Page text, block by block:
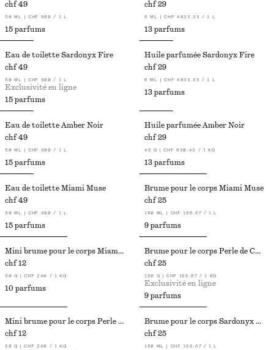
chf 49
50 ML | CHF 980 / 1 L
15 parfums
chf 29
6 ML | CHF 4833.33 / 1 L
13 parfums
Eau de toilette Sardonyx Fire
chf 49
50 ML | CHF 980 / 1 L
15 parfums
Exclusivité en ligne
Huile parfumée Sardonyx Fire
chf 29
6 ML | CHF 4833.33 / 1 L
13 parfums
Eau de toilette Amber Noir
chf 49
50 ML | CHF 980 / 1 L
15 parfums
Huile parfumée Amber Noir
chf 29
46 G | CHF 630.43 / 1 KG
13 parfums
Eau de toilette Miami Muse
chf 49
50 ML | CHF 980 / 1 L
15 parfums
Brume pour le corps Miami Muse
chf 25
150 ML | CHF 166.67 / 1 L
9 parfums
Mini brume pour le corps Miami Muse
chf 12
50 G | CHF 240 / 1 KG
10 parfums
Brume pour le corps Perle de Coco​
chf 25
150 G | CHF 166.67 / 1 KG
9 parfums
Exclusivité en ligne
Mini brume pour le corps Perle de Coco
chf 12
50 G | CHF 240 / 1 KG
Brume pour le corps Sardonyx Fire
chf 25
150 ML | CHF 166.67 / 1 L